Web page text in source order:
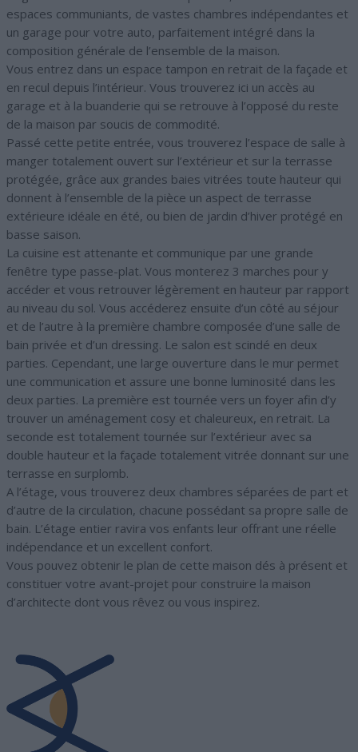
espaces communiants, de vastes chambres indépendantes et
un garage pour votre auto, parfaitement intégré dans la
composition générale de l’ensemble de la maison.
Vous entrez dans un espace tampon en retrait de la façade et
en recul depuis l’intérieur. Vous trouverez ici un accès au
garage et à la buanderie qui se retrouve à l’opposé du reste
de la maison par soucis de commodité.
Passé cette petite entrée, vous trouverez l’espace de salle à
manger totalement ouvert sur l’extérieur et sur la terrasse
protégée, grâce aux grandes baies vitrées toute hauteur qui
donnent à l’ensemble de la pièce un aspect de terrasse
extérieure idéale en été, ou bien de jardin d’hiver protégé en
basse saison.
La cuisine est attenante et communique par une grande
fenêtre type passe-plat. Vous monterez 3 marches pour y
accéder et vous retrouver légèrement en hauteur par rapport
au niveau du sol. Vous accéderez ensuite d’un côté au séjour
et de l’autre à la première chambre composée d’une salle de
bain privée et d’un dressing. Le salon est scindé en deux
parties. Cependant, une large ouverture dans le mur permet
une communication et assure une bonne luminosité dans les
deux parties. La première est tournée vers un foyer afin d’y
trouver un aménagement cosy et chaleureux, en retrait. La
seconde est totalement tournée sur l’extérieur avec sa
double hauteur et la façade totalement vitrée donnant sur une
terrasse en surplomb.
A l’étage, vous trouverez deux chambres séparées de part et
d’autre de la circulation, chacune possédant sa propre salle de
bain. L’étage entier ravira vos enfants leur offrant une réelle
indépendance et un excellent confort.
Vous pouvez obtenir le plan de cette maison dés à présent et
constituer votre avant-projet pour construire la maison
d’architecte dont vous rêvez ou vous inspirez.